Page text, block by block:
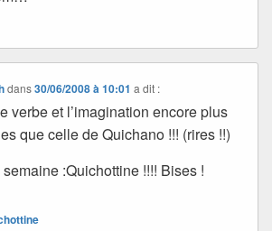
dans30/06/2008 à 10:01 a dit :
verbe et l’imagination encore plus
que celle de Quichano !!! (rires !!)
:Quichottine !!!! Bises !